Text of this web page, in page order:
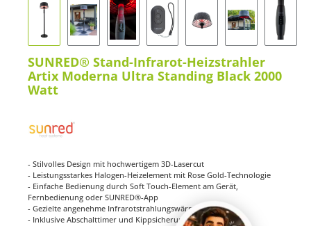
SUNRED® Stand-Infrarot-Heizstrahler
Artix Moderna Ultra Standing Black 2000
Watt
- Stilvolles Design mit hochwertigem 3D-Lasercut
- Leistungsstarkes Halogen-Heizelement mit Rose Gold-Technologie
- Einfache Bedienung durch Soft Touch-Element am Gerät,
Fernbedienung oder SUNRED®-App
- Gezielte angenehme Infrarotstrahlungswärme
- Inklusive Abschalttimer und Kippsicherung